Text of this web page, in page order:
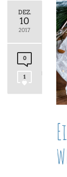
DEZ.
10
2017
0
1